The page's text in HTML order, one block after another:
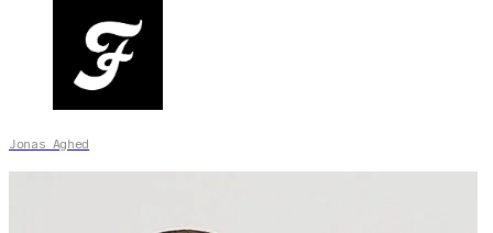
Jonas Aghed